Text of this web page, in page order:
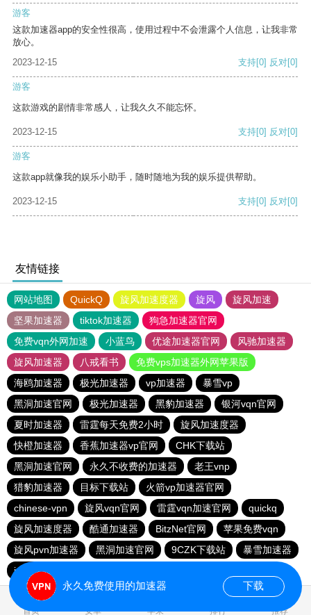
游客
这款加速器app的安全性很高，使用过程中不会泄露个人信息，让我非常
放心。
2023-12-15
支持[0] 反对[0]
游客
这款游戏的剧情非常感人，让我久久不能忘怀。
2023-12-15 支持[0] 反对[0]
游客
这款app就像我的娱乐小助手，随时随地为我的娱乐提供帮助。
2023-12-15 支持[0] 反对[0]
友情链接
网站地图 QuickQ 旋风加速度器 旋风
旋风加速
坚果加速器
tiktok加速器
狗急加速器官网
免费vqn外网加速
小蓝鸟 优途加速器官网
风驰加速器
旋风加速器
八戒看书
免费vps加速器外网苹果版
海鸥加速器
极光加速器 vp加速器
暴雪vp
黑洞加速官网
极光加速器 黑豹加速器
银河vqn官网
夏时加速器
雷霆每天免费2小时
旋风加速度器
快橙加速器
香蕉加速器vp官网
CHK下载站
黑洞加速官网
永久不收费的加速器
老王vnp
猎豹加速器
目标下载站
火箭vp加速器官网
chinese-vpn
旋风vqn官网 雷霆vqn加速官网
quickq
旋风加速度器
酷通加速器 BitzNet官网
苹果免费vqn
旋风pvn加速器
黑洞加速官网 9CZK下载站
暴雪加速器
ins加速器
首页 安卓 苹果 排行 推荐
永久免费使用的加速器 下载
0.596821s